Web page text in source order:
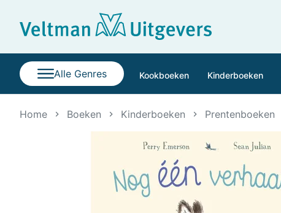
Alle Genres Kookboeken Kinderboeken
Home Boeken Kinderboeken Prentenboeken